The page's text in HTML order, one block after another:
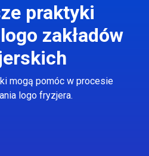
praktyki
zakładów
mogą pomóc w procesie
logo fryzjera.